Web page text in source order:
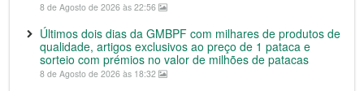
8 de Agosto de 2026 às 22:56
Últimos dois dias da GMBPF com milhares de produtos de
qualidade, artigos exclusivos ao preço de 1 pataca e
sorteio com prémios no valor de milhões de patacas
8 de Agosto de 2026 às 18:32